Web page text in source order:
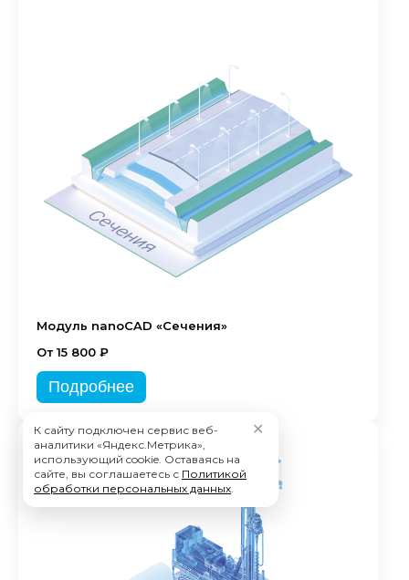
Модуль nanoCAD «Сечения»
От 15 800 ₽
Подробнее
К сайту подключен сервис веб-
аналитики «Яндекс.Метрика»,
использующий cookie. Оставаясь на
сайте, вы соглашаетесь с Политикой
обработки персональных данных.
✕